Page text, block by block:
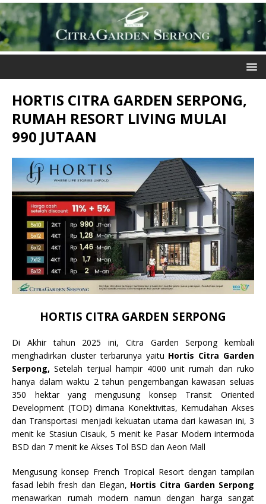
HORTIS CITRA GARDEN SERPONG,
RUMAH RESORT LIVING MULAI
990 JUTAAN
HORTIS CITRA GARDEN SERPONG
Di Akhir tahun 2025 ini, Citra Garden Serpong kembali
menghadirkan cluster terbarunya yaitu Hortis Citra Garden
Serpong, Setelah terjual hampir 4000 unit rumah dan ruko
hanya dalam waktu 2 tahun pengembangan kawasan seluas
350 hektar yang mengusung konsep Transit Oriented
Development (TOD) dimana Konektivitas, Kemudahan Akses
dan Transportasi menjadi kekuatan utama dari kawasan ini, 3
menit ke Stasiun Cisauk, 5 menit ke Pasar Modern intermoda
BSD dan 7 menit ke Akses Tol BSD dan Aeon Mall
Mengusung konsep French Tropical Resort dengan tampilan
fasad lebih fresh dan Elegan, Hortis Citra Garden Serpong
menawarkan rumah modern namun dengan harga sangat